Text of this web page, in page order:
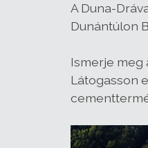
A Duna-
Dunántúlon
Ismerje meg
Látogasson